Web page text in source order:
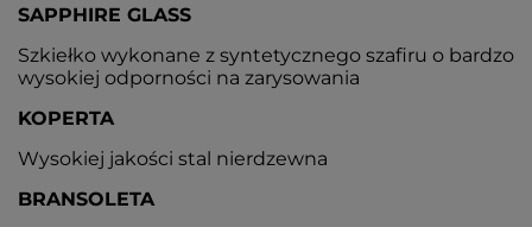
SAPPHIRE GLASS
Szkiełko wykonane z syntetycznego szafiru o bardzo
wysokiej odporności na zarysowania
KOPERTA
Wysokiej jakości stal nierdzewna
BRANSOLETA